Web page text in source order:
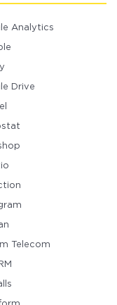
Analytics
Drive
Telecom